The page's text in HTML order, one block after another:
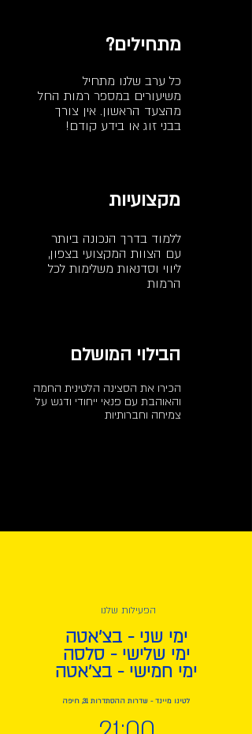
מתחילים?
כל ערב שלנו מתחיל
משיעורים במספר רמות החל
מהצעד הראשון. אין צורך
בבני זוג או בידע קודם!
מקצועיות
ללמוד בדרך הנכונה ביותר
עם הצוות המקצועי בצפון,
ליווי וסדנאות משלימות לכל
הרמות
הבילוי המושלם
הכירו את הסצינה הלטינית החמה
והאוהבת עם פנאי ייחודי ודגש על
צמיחה וחברותיות
הפעילות שלנו
ימי שני - בצ'אטה
ימי שלישי - סלסה
ימי חמישי - בצ'אטה
לטינו מיינד - שדרות ההסתדרות 31, חיפה